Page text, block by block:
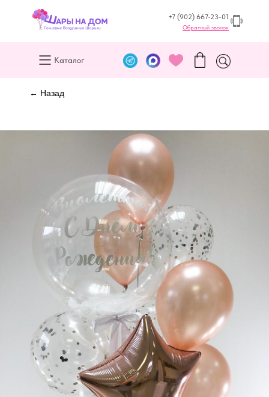
+7 (902) 667-23-01
Обратный звонок
Каталог
← Назад